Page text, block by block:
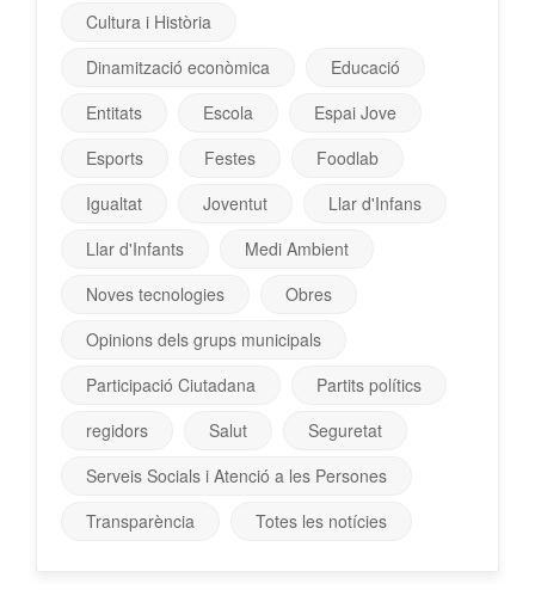
Cultura i Història
Dinamització econòmica
Educació
Entitats
Escola
Espai Jove
Esports
Festes
Foodlab
Igualtat
Joventut
Llar d'Infans
Llar d'Infants
Medi Ambient
Noves tecnologies
Obres
Opinions dels grups municipals
Participació Ciutadana
Partits polítics
regidors
Salut
Seguretat
Serveis Socials i Atenció a les Persones
Transparència
Totes les notícies